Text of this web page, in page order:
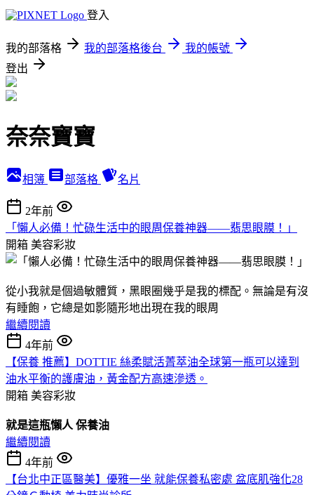
登入
我的部落格 我的部落格後台
我的帳號
登出
奈奈寶寶
相簿 部落格 名片
2年前
「懶人必備！忙碌生活中的眼周保養神器——翡思眼膜！」
開箱 美容彩妝
從小我就是個過敏體質，黑眼圈幾乎是我的標配。無論是有沒
有睡飽，它總是如影隨形地出現在我的眼周
繼續閱讀
4年前
【保養 推薦】DOTTIE 絲柔賦活菁萃油全球第一瓶可以達到
油水平衡的護膚油，黃金配方高速滲透。
開箱 美容彩妝
就是這瓶懶人 保養油
繼續閱讀
4年前
【台北中正區醫美】優雅一坐 就能保養私密處 盆底肌強化28